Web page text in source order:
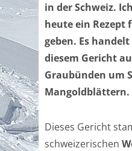
in der Schweiz.
heute ein Rezept
geben. Es
diesem Gericht
Graubünden um
Mangoldblättern.
Dieses Gericht
schweizerischen